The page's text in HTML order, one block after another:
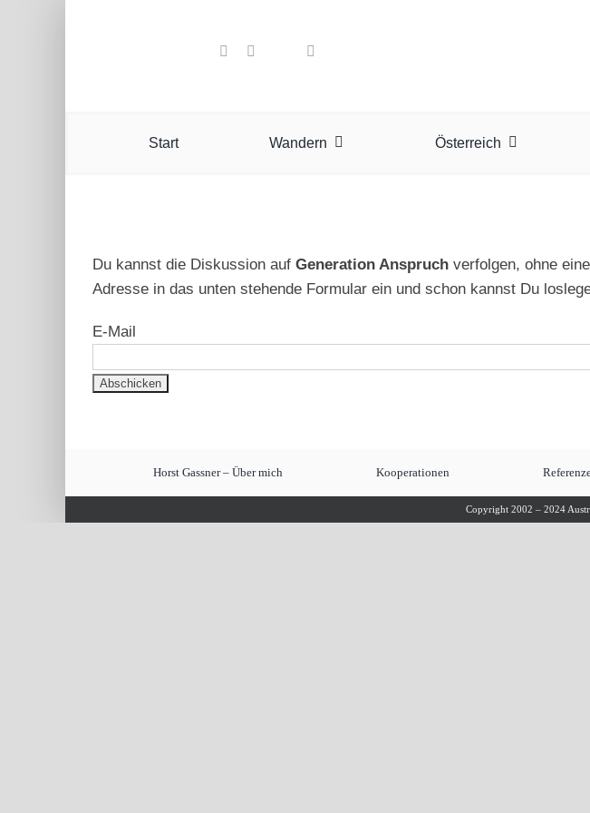
Start Wandern Österreich
Du kannst die Diskussion auf Generation Anspruch verfolgen, ohne
Adresse in das unten stehende Formular ein und schon kannst Du
E-Mail
Horst Gassner – Über mich Kooperationen
Copyright 2002 – 2024